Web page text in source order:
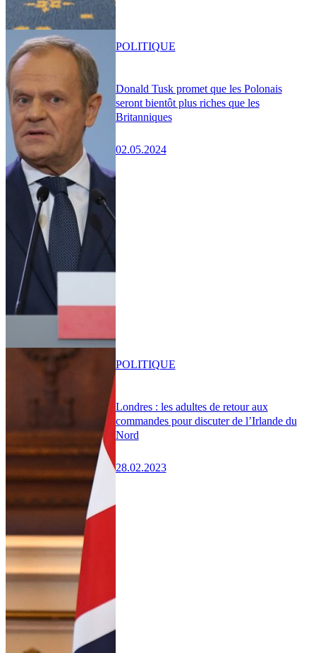
Donald Tusk promet que les Polonais
seront bientôt plus riches que les
Britanniques
02.05.2024
POLITIQUE
Londres : les adultes de retour aux
commandes pour discuter de l’Irlande du
Nord
28.02.2023
POLITIQUE